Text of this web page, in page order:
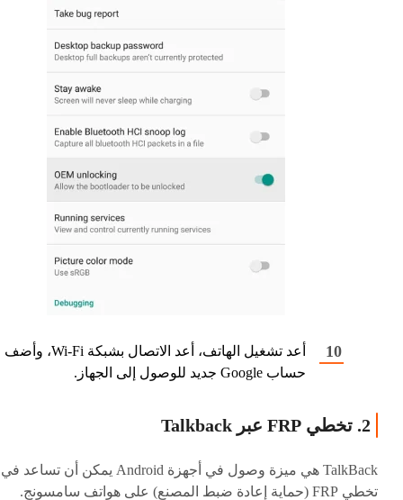
أعد تشغيل الهاتف، أعد الاتصال بشبكة Wi-Fi، وأضف
حساب Google جديد للوصول إلى الجهاز.
2. تخطي FRP عبر Talkback
TalkBack هي ميزة وصول في أجهزة Android يمكن أن تساعد في
تخطي FRP (حماية إعادة ضبط المصنع) على هواتف سامسونج.